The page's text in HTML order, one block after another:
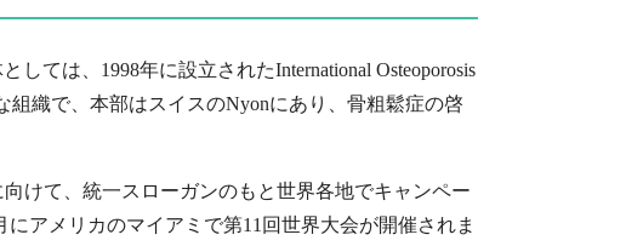
ては、1998年に設立されたInternational Osteoporosis
組織で、本部はスイスのNyonにあり、骨粗鬆症の啓
けて、統一スローガンのもと世界各地でキャンペー
アメリカのマイアミで第11回世界大会が開催されま